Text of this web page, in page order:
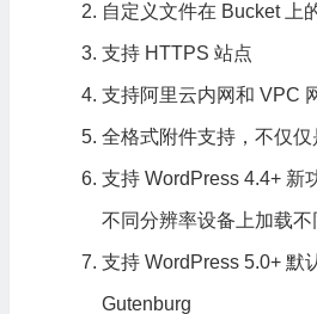
自定义文件在 Bucket 上
支持 HTTPS 站点
支持阿里云内网和 VPC
全格式附件支持，不仅仅
支持 WordPress 4.4+ 新
不同分辨率设备上加载
支持 WordPress 5.0+ 默
Gutenburg